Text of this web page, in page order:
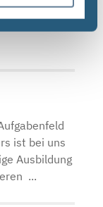
Thomas
ist bei uns
Ausbildung
...